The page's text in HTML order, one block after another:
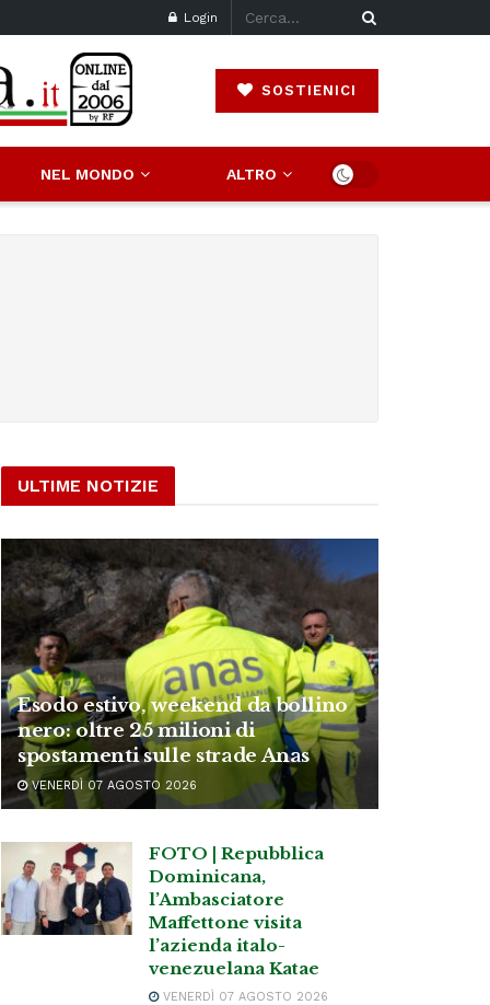
Login
SOSTIENICI
NEL MONDO ALTRO
ULTIME NOTIZIE
Esodo estivo, weekend da bollino
nero: oltre 25 milioni di
spostamenti sulle strade Anas
VENERDÌ 07 AGOSTO 2026
FOTO | Repubblica
Dominicana,
l’Ambasciatore
Maffettone visita
l’azienda italo-
venezuelana Katae
VENERDÌ 07 AGOSTO 2026